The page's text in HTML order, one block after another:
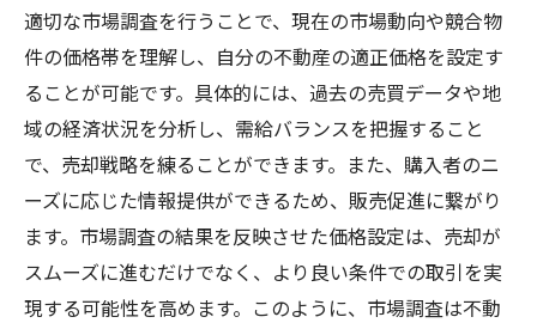
価格戦略とマーケティングの協調
不動産市場の変化に応じた柔軟な価格戦略
市場調査を活用した不動産売却の成功事例
具体的な市場調査の成功例
地域特性を活かした売却事例
市場調査から得た知見を活用した価格設定
市場調査の効果を示す売却事例
成功事例から学ぶ市場調査の重要性
適切な市場調査を行うことで、現在の市場動向や競合物
件の価格帯を理解し、自分の不動産の適正価格を設定す
ることが可能です。具体的には、過去の売買データや地
域の経済状況を分析し、需給バランスを把握すること
で、売却戦略を練ることができます。また、購入者のニ
ーズに応じた情報提供ができるため、販売促進に繋がり
ます。市場調査の結果を反映させた価格設定は、売却が
スムーズに進むだけでなく、より良い条件での取引を実
現する可能性を高めます。このように、市場調査は不動